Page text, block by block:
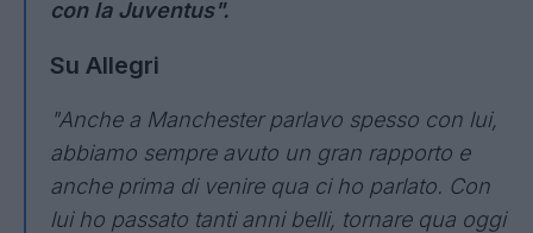
con la Juventus".
Su Allegri
"Anche a Manchester parlavo spesso con lui,
abbiamo sempre avuto un gran rapporto e
anche prima di venire qua ci ho parlato. Con
lui ho passato tanti anni belli, tornare qua oggi